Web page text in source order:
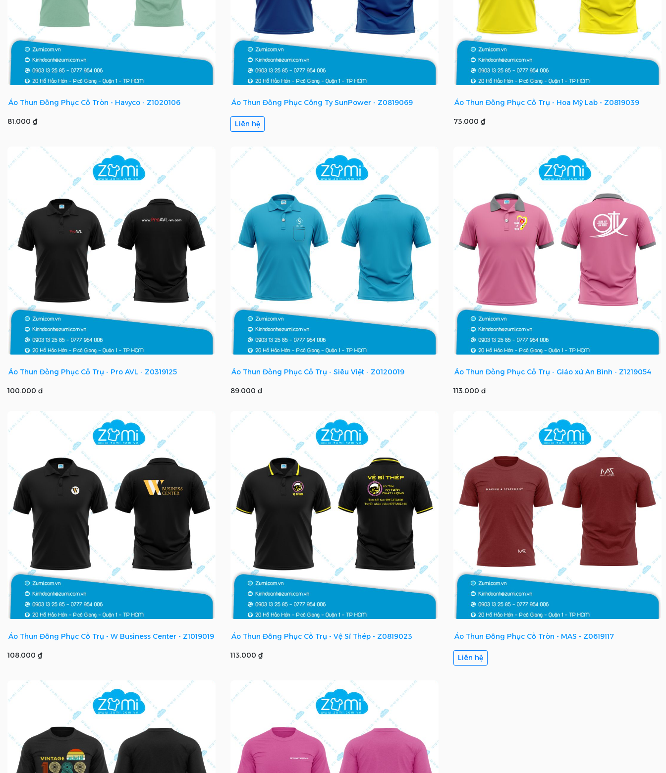
Áo Thun Đồng Phục Cổ Tròn - Havyco - Z1020106
81.000 ₫
Áo Thun Đồng Phục Công Ty SunPower - Z0819069
Liên hệ
Áo Thun Đồng Phục Cổ Trụ - Hoa Mỹ Lab - Z0819039
73.000 ₫
Áo Thun Đồng Phục Cổ Trụ - Pro AVL - Z0319125
100.000 ₫
Áo Thun Đồng Phục Cổ Trụ - Siêu Việt - Z0120019
89.000 ₫
Áo Thun Đồng Phục Cổ Trụ - Giáo xứ An Bình - Z1219054
113.000 ₫
Áo Thun Đồng Phục Cổ Trụ - W Business Center - Z1019019
108.000 ₫
Áo Thun Đồng Phục Cổ Trụ - Vệ Sĩ Thép - Z0819023
113.000 ₫
Áo Thun Đồng Phục Cổ Tròn - MAS - Z0619117
Liên hệ